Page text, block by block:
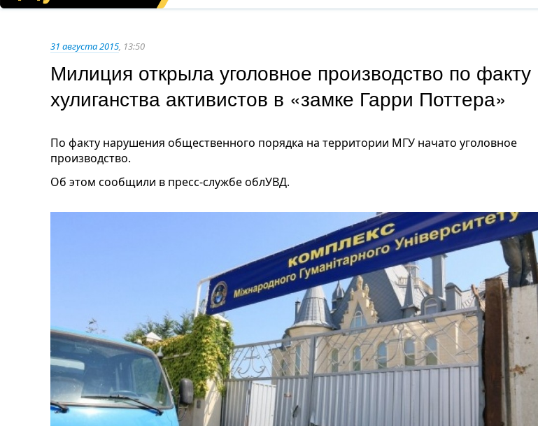
31 августа 2015, 13:50
Милиция открыла уголовное производство по факту
хулиганства активистов в «замке Гарри Поттера»
По факту нарушения общественного порядка на территории МГУ начато уголовное
производство.
Об этом сообщили в пресс-службе облУВД.